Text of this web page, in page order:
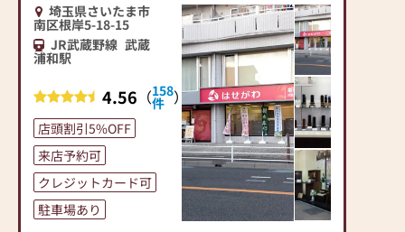
埼玉県さいたま市
南区根岸5-18-15
JR武蔵野線 武蔵
浦和駅
4.56 （158
件 ）
店頭割引5%OFF
来店予約可
クレジットカード可
駐車場あり